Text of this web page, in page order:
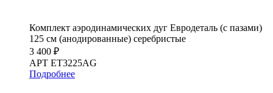
Комплект аэродинамических дуг Евродеталь (с пазами)
125 см (анодированные) серебристые
3 400 ₽
АРТ ET3225AG
Подробнее